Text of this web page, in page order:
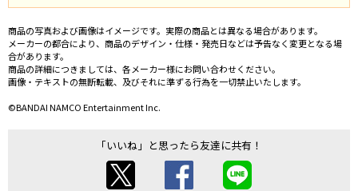
商品の写真および画像はイメージです。実際の商品とは異なる場合があります。
メーカーの都合により、商品のデザイン・仕様・発売日などは予告なく変更となる場
合があります。
商品の詳細につきましては、各メーカー様にお問い合わせください。
画像・テキストの無断転載、及びそれに準ずる行為を一切禁止いたします。
©BANDAI NAMCO Entertainment Inc.
「いいね」と思ったら友達に共有！